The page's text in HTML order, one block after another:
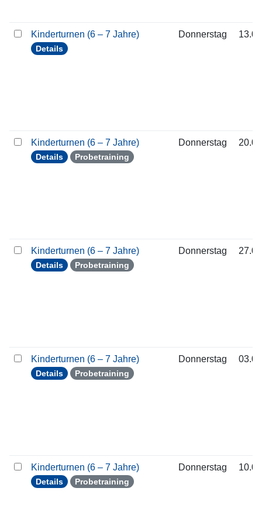
Kinderturnen (6 – 7 Jahre)
Details
Donnerstag
Kinderturnen (6 – 7 Jahre)
Details Probetraining
Donnerstag
Kinderturnen (6 – 7 Jahre)
Details Probetraining
Donnerstag
Kinderturnen (6 – 7 Jahre)
Details Probetraining
Donnerstag
Kinderturnen (6 – 7 Jahre)
Details Probetraining
Donnerstag